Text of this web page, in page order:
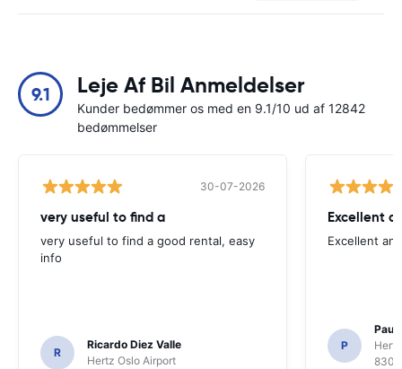
9.1 Leje Af Bil Anmeldelser
Kunder bedømmer os med en 9.1/10 ud af 12842
bedømmelser
30-07-2026
very useful to find a
very useful to find a good rental, easy
info
R
Ricardo Diez Valle
Hertz Oslo Airport
Excellent
Excellent
P
Paul
8300